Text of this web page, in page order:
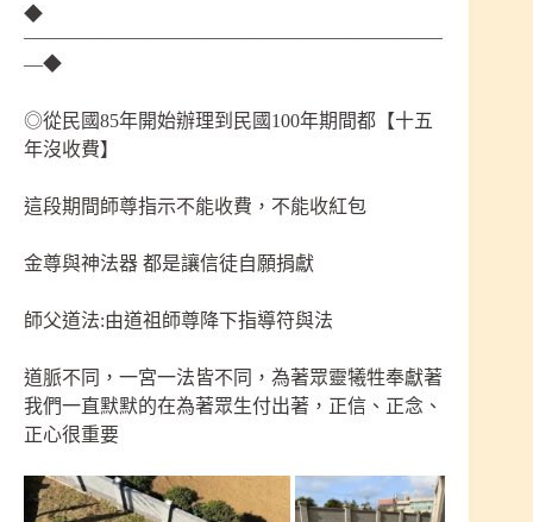
◆
——————————————————————
—◆
◎從民國85年開始辦理到民國100年期間都【十五
年沒收費】
這段期間師尊指示不能收費，不能收紅包
金尊與神法器 都是讓信徒自願捐獻
師父道法:由道祖師尊降下指導符與法
道脈不同，一宮一法皆不同，為著眾靈犧牲奉獻著
我們一直默默的在為著眾生付出著，正信、正念、
正心很重要